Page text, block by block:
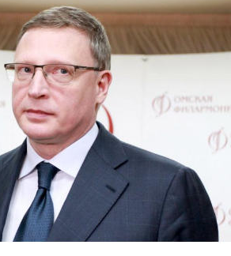
в губернаторы
Леонидовича
Смотреть проект